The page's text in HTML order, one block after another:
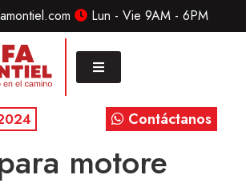
Lun - Vie 9AM - 6PM
Contáctanos
motore